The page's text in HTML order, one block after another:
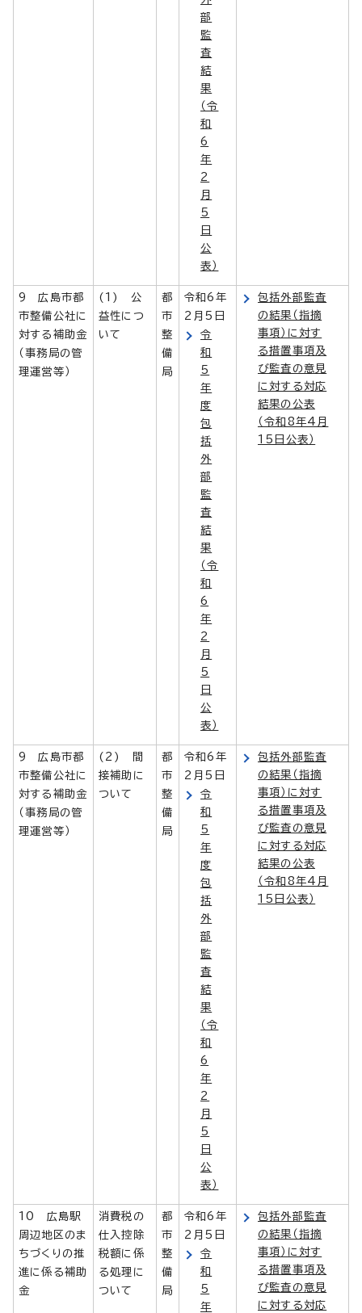
部
監
査
結
果
（令
和
6
年
2
月
5
日
公
表）
9 広島市都
市整備公社に
対する補助金
（事務局の管
理運営等）
(1) 公
益性につ
いて
都
市
整
備
局
令和6年
2月5日
令
和
5
年
度
包
括
外
部
監
査
結
果
（令
和
6
年
2
月
5
日
公
表）
包括外部監査
の結果（指摘
事項）に対す
る措置事項及
び監査の意見
に対する対応
結果の公表
（令和8年4月
15日公表）
9 広島市都
市整備公社に
対する補助金
（事務局の管
理運営等）
(2) 間
接補助に
ついて
都
市
整
備
局
令和6年
2月5日
令
和
5
年
度
包
括
外
部
監
査
結
果
（令
和
6
年
2
月
5
日
公
表）
包括外部監査
の結果（指摘
事項）に対す
る措置事項及
び監査の意見
に対する対応
結果の公表
（令和8年4月
15日公表）
10 広島駅
周辺地区のま
ちづくりの推
進に係る補助
金
消費税の
仕入控除
税額に係
る処理に
ついて
都
市
整
備
局
令和6年
2月5日
令
和
5
年
包括外部監査
の結果（指摘
事項）に対す
る措置事項及
び監査の意見
に対する対応